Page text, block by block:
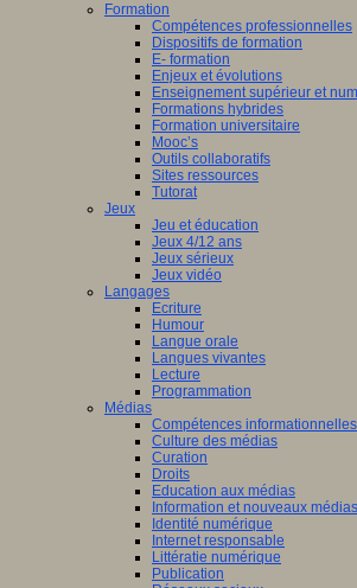
Formation
Compétences professionnelles
Dispositifs de formation
E- formation
Enjeux et évolutions
Enseignement supérieur et
Formations hybrides
Formation universitaire
Mooc’s
Outils collaboratifs
Sites ressources
Tutorat
Jeux
Jeu et éducation
Jeux 4/12 ans
Jeux sérieux
Jeux vidéo
Langages
Ecriture
Humour
Langue orale
Langues vivantes
Lecture
Programmation
Médias
Compétences informationnelles
Culture des médias
Curation
Droits
Education aux médias
Information et nouveaux médias
Identité numérique
Internet responsable
Littératie numérique
Publication